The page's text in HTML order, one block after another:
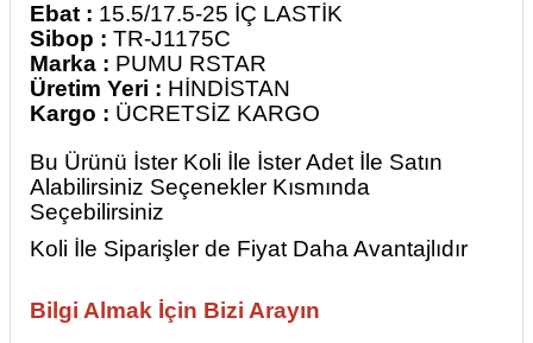
Ebat : 15.5/17.5-25 İÇ LASTİK
Sibop : TR-J1175C
Marka : PUMU RSTAR
Üretim Yeri : HİNDİSTAN
Kargo : ÜCRETSİZ KARGO
Bu Ürünü İster Koli İle İster Adet İle Satın
Alabilirsiniz Seçenekler Kısmında
Seçebilirsiniz
Koli İle Siparişler de Fiyat Daha Avantajlıdır
Bilgi Almak İçin Bizi Arayın